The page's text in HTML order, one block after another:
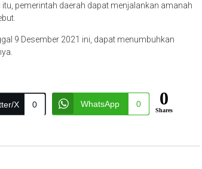
pemerintah daerah dapat menjalankan amanah
9 Desember 2021 ini, dapat menumbuhkan
X 0 WhatsApp 0 0
Shares